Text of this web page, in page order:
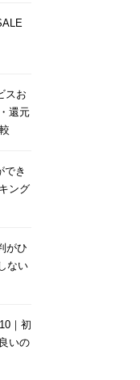
スお
還元
でき
ング
がひ
ない
｜初
いの